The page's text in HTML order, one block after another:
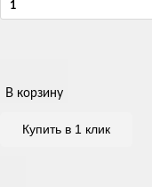
В корзину
Купить в 1 клик